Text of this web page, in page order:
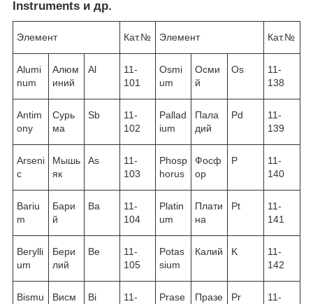
Instruments и др.
Элемент Кат.№ Элемент Кат.№
Alumi
num
Алюм
иний
Al
11-
101
Osmi
um
Осми
й
Os
11-
138
Antim
ony
Сурь
ма
Sb
11-
102
Pallad
ium
Пала
дий
Pd
11-
139
Arseni
c
Мышь
як
As
11-
103
Phosp
horus
Фосф
ор
P
11-
140
Bariu
m
Бари
й
Ba
11-
104
Platin
um
Плати
на
Pt
11-
141
Berylli
um
Бери
лий
Be
11-
105
Potas
sium
Калий K
11-
142
Bismu
Висм
Bi
11-
Prase
Празе
Pr
11-